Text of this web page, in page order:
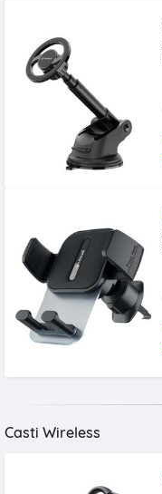
Casti Wireless